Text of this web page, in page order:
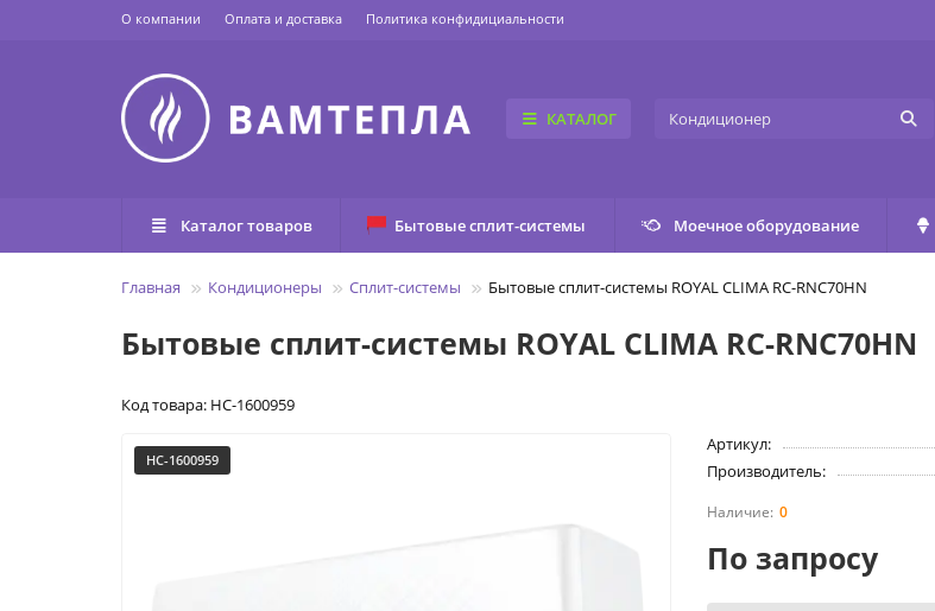
О компании Оплата и доставка Политика конфидициальности
КАТАЛОГ
Каталог товаров Бытовые сплит-системы Моечное оборудование
Главная Кондиционеры Сплит-системы Бытовые сплит-системы ROYAL CLIMA RC-RNС70HN
Бытовые сплит-системы ROYAL CLIMA RC-RNС70HN
Код товара: НС-1600959
НС-1600959
Артикул:
Производитель:
0
По запросу